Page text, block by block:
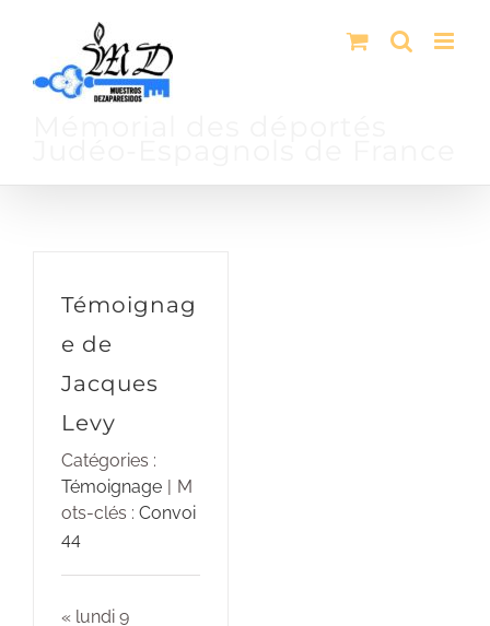
contenu
Témoignag
e de
Jacques
Levy
Catégories :
Témoignage | M
ots-clés : Convoi
44
« lundi 9